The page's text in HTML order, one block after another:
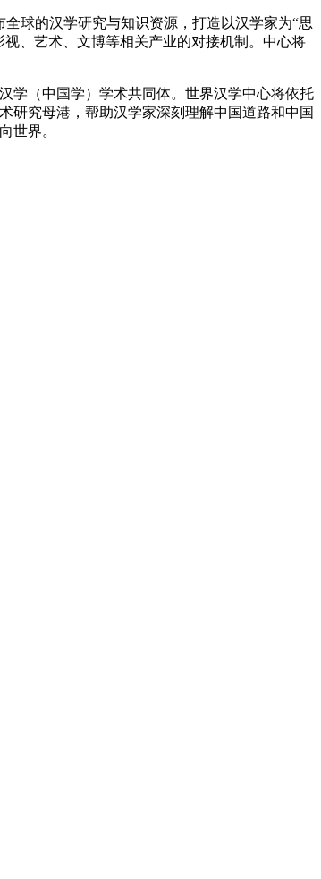
球的汉学研究与知识资源，打造以汉学家为“思
、艺术、文博等相关产业的对接机制。中心将
（中国学）学术共同体。世界汉学中心将依托
研究母港，帮助汉学家深刻理解中国道路和中国
世界。